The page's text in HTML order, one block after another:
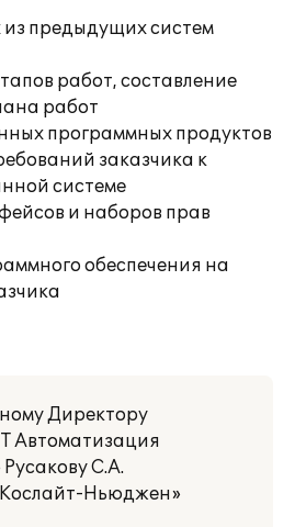
предыдущих систем
работ, составление
работ
программных продуктов
заказчика к
системе
и наборов прав
обеспечения на
Директору
Автоматизация
С.А.
Ньюджен»